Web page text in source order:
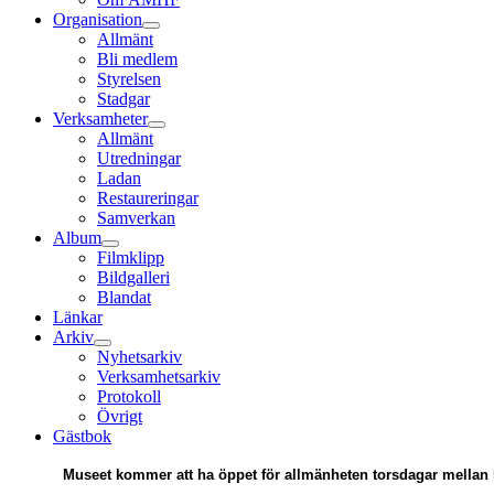
Organisation
Allmänt
Bli medlem
Styrelsen
Stadgar
Verksamheter
Allmänt
Utredningar
Ladan
Restaureringar
Samverkan
Album
Filmklipp
Bildgalleri
Blandat
Länkar
Arkiv
Nyhetsarkiv
Verksamhetsarkiv
Protokoll
Övrigt
Gästbok
Museet kommer att ha öppet för allmänheten torsdagar